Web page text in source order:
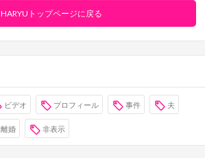
HARYUトップページに戻る
ビデオ プロフィール 事件 夫
離婚 非表示